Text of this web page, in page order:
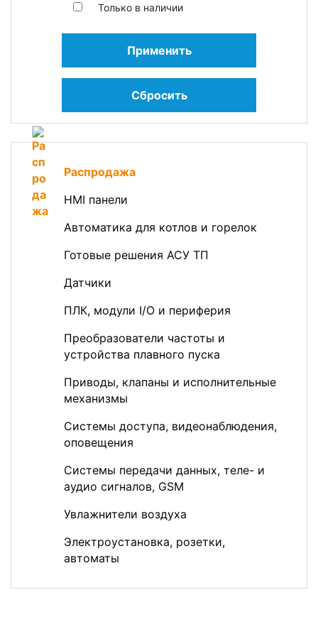
Только в наличии
Применить
Сбросить
Распродажа
HMI панели
Автоматика для котлов и горелок
Готовые решения АСУ ТП
Датчики
ПЛК, модули I/O и периферия
Преобразователи частоты и
устройства плавного пуска
Приводы, клапаны и исполнительные
механизмы
Системы доступа, видеонаблюдения,
оповещения
Системы передачи данных, теле- и
аудио сигналов, GSM
Увлажнители воздуха
Электроустановка, розетки,
автоматы